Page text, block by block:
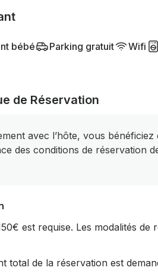
bébé Parking gratuit Wifi
de Réservation
avec l’hôte, vous
des conditions de réservation
est requise. Les modalités
total de la réservation est